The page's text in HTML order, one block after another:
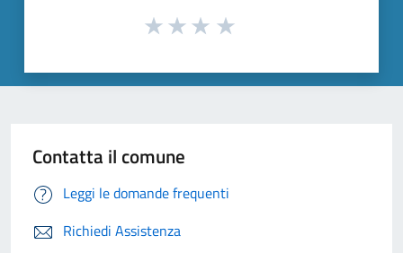
Contatta il comune
Leggi le domande frequenti
Richiedi Assistenza